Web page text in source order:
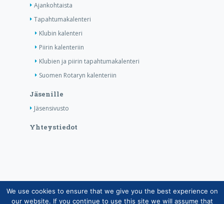
Ajankohtaista
Tapahtumakalenteri
Klubin kalenteri
Piirin kalenteriin
Klubien ja piirin tapahtumakalenteri
Suomen Rotaryn kalenteriin
Jäsenille
Jäsensivusto
Yhteystiedot
Copyright © Suomen Rotarypalvelu ry 2026 |
We use cookies to ensure that we give you the best experience on
our website. If you continue to use this site we will assume that